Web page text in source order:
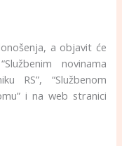
a objavit će
novinama
RS”, “Službenom
i na web stranici